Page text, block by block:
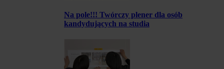
Na pole!!! Twórczy plener dla osób
kandydujących na studia